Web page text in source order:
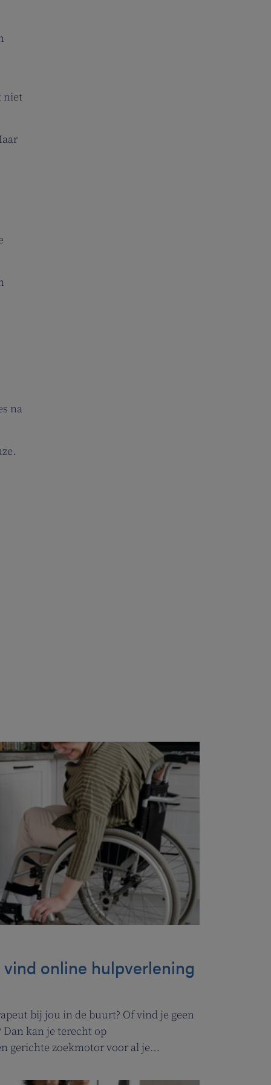
niet
na
online hulpverlening
bij jou in de buurt? Of vind je geen
kan je terecht op
gerichte zoekmotor voor al je